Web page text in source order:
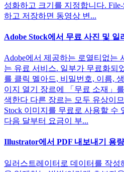
성화하고 크기를 지정합니다.
하고 저장하면 동영상 변...
Adobe Stock에서 무료 사진 및 일
Adobe에서 제공하는 로열티없는
는 유료 서비스. 일부가 무료화되
를 클릭 멜아드, 비밀번호, 이름,
이지 열기 장르에 「무료 소재」
색한다 다른 장르는 모두 유상이
Stock 이미지를 무료로 사용할 수
다음 달부터 요금이 부...
Illustrator에서 PDF 내보내기 용
일러스트레이터로 데이터를 작성